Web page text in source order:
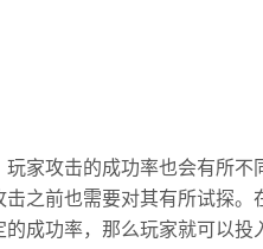
家攻击的成功率也会有所
之前也需要对其有所试探
成功率，那么玩家就可以